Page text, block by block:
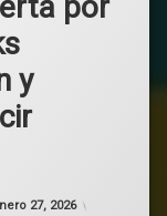
y
27, 2026